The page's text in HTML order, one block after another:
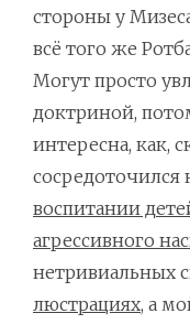
стороны у
всё того же
Могут просто
доктриной,
интересна, как,
сосредоточился
воспитании
агрессивного
нетривиальных
люстрациях, а